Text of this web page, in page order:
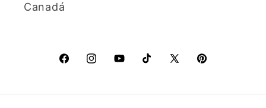
Canadá
FacebookInstagramYouTubeTikTokX
Pinterest